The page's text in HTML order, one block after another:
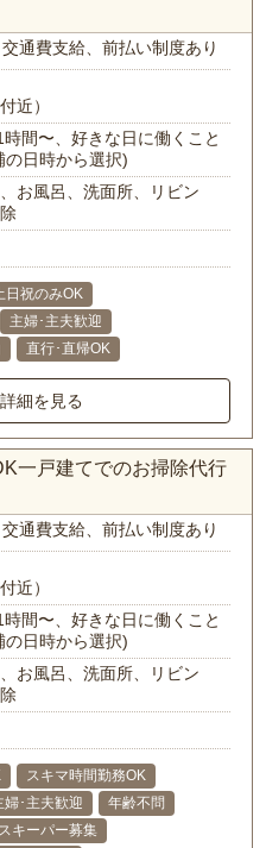
交通費支給、前払い制度あり
近）
間〜、好きな日に働くこと
日時から選択)
お風呂、洗面所、リビン
日祝のみOK
主婦･主夫歓迎
直行･直帰OK
細を見る
一戸建てでのお掃除代行
交通費支給、前払い制度あり
近）
間〜、好きな日に働くこと
日時から選択)
お風呂、洗面所、リビン
スキマ時間勤務OK
婦･主夫歓迎
年齢不問
キーパー募集